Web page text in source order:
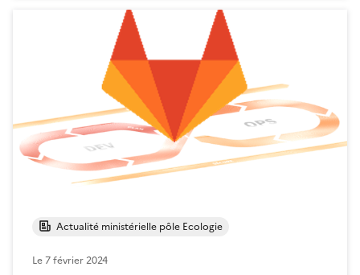
Actualité ministérielle pôle Ecologie
Le7 février 2024